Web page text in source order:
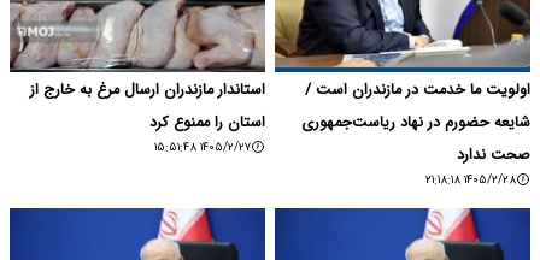
اولویت ما خدمت در مازندران است /
شایعه حضورم در نهاد ریاست‌جمهوری
صحت ندارد
۱۴۰۵/۲/۲۸ ۲۱:۱۸:۱۸
استاندار مازندران ارسال مرغ به خارج از
استان را ممنوع کرد
۱۴۰۵/۲/۲۷ ۱۵:۵۱:۴۸